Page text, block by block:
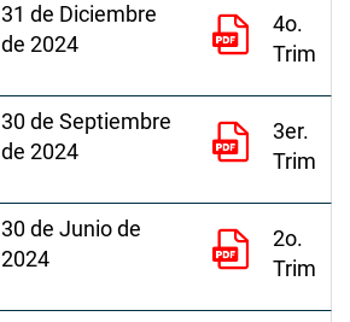
31 de Diciembre
de 2024
4o.
Trim
30 de Septiembre
de 2024
3er.
Trim
30 de Junio de
2024
2o.
Trim